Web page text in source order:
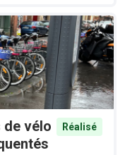
vélo
Réalisé